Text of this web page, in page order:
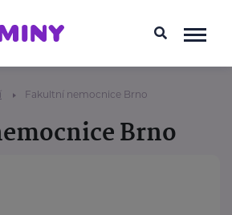
Fakultní nemocnice Brno
Brno